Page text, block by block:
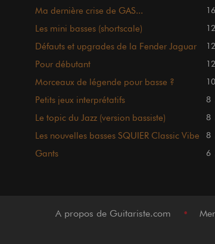
Ma dernière crise de GAS... 16
Les mini basses (shortscale) 12
Défauts et upgrades de la Fender Jaguar
12
Pour débutant 12
Morceaux de légende pour basse ? 10
Petits jeux interprétatifs 8
Le topic du Jazz (version bassiste) 8
Les nouvelles basses SQUIER Classic Vibe 8
Gants 6
A propos de Guitariste.com •